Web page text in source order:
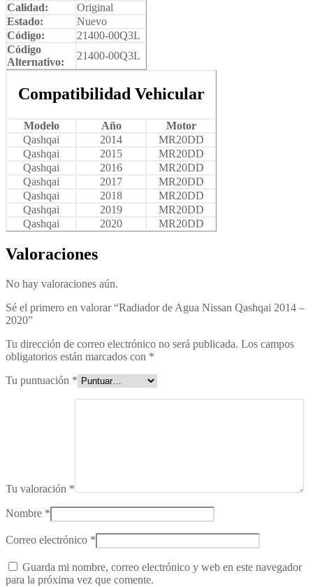
Calidad:
Original
Estado:
Nuevo
Código:
21400-00Q3L
Código
Alternativo:
21400-00Q3L
Compatibilidad Vehicular
Modelo Año
Motor
Qashqai
2014
MR20DD
Qashqai
2015
MR20DD
Qashqai
2016
MR20DD
Qashqai
2017
MR20DD
Qashqai
2018
MR20DD
Qashqai
2019
MR20DD
Qashqai
2020 MR20DD
Valoraciones
No hay valoraciones aún.
Sé el primero en valorar “Radiador de Agua Nissan Qashqai 2014 –
2020”
Tu dirección de correo electrónico no será publicada. Los campos
obligatorios están marcados con *
Tu puntuación *
Tu valoración *
Nombre *
Correo electrónico *
Guarda mi nombre, correo electrónico y web en este navegador
para la próxima vez que comente.